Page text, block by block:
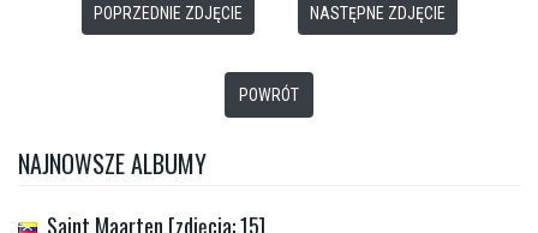
POPRZEDNIE ZDJĘCIE NASTĘPNE ZDJĘCIE
POWRÓT
NAJNOWSZE ALBUMY
Saint Maarten [zdjęcia: 15]